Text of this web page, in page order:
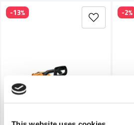
Skicka fråga
-13% -2%